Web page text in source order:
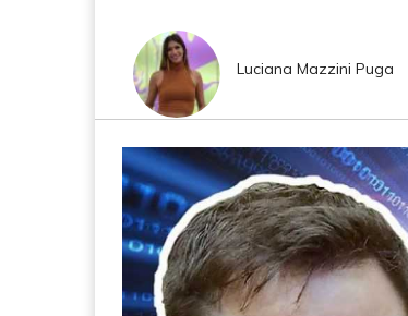
Luciana Mazzini Puga